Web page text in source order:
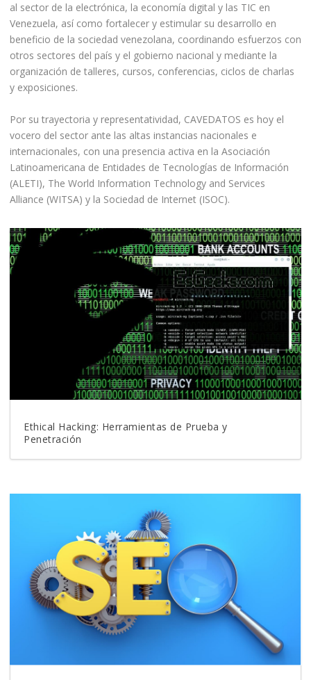
al sector de la electrónica, la economía digital y las TIC en
Venezuela, así como fortalecer y estimular su desarrollo en
beneficio de la sociedad venezolana, coordinando esfuerzos con
otros sectores del país y el gobierno nacional y mediante la
organización de talleres, cursos, conferencias, ciclos de charlas
y exposiciones.
Por su trayectoria y representatividad, CAVEDATOS es hoy el
vocero del sector ante las altas instancias nacionales e
internacionales, con una presencia activa en la Asociación
Latinoamericana de Entidades de Tecnologías de Información
(ALETI), The World Information Technology and Services
Alliance (WITSA) y la Sociedad de Internet (ISOC).
Ethical Hacking: Herramientas de Prueba y
Penetración